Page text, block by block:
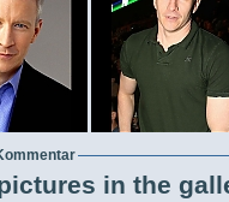
in the